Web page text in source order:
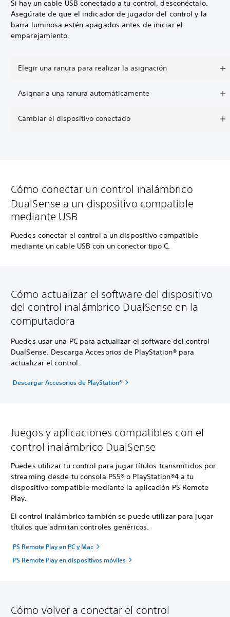
Si hay un cable USB conectado a tu control, desconéctalo.
Asegúrate de que el indicador de jugador del control y la
barra luminosa estén apagados antes de iniciar el
emparejamiento.
Elegir una ranura para realizar la asignación
Asignar a una ranura automáticamente
Cambiar el dispositivo conectado
Cómo conectar un control inalámbrico
DualSense a un dispositivo compatible
mediante USB
Puedes conectar el control a un dispositivo compatible
mediante un cable USB con un conector tipo C.
Cómo actualizar el software del dispositivo
del control inalámbrico DualSense en la
computadora
Puedes usar una PC para actualizar el software del control
DualSense. Descarga Accesorios de PlayStation® para
actualizar el control.
Descargar Accesorios de PlayStation®
Juegos y aplicaciones compatibles con el
control inalámbrico DualSense
Puedes utilizar tu control para jugar títulos transmitidos por
streaming desde tu consola PS5® o PlayStation®4 a tu
dispositivo compatible mediante la aplicación PS Remote
Play.
El control inalámbrico también se puede utilizar para jugar
títulos que admitan controles genéricos.
PS Remote Play en PC y Mac
PS Remote Play en dispositivos móviles
Cómo volver a conectar el control